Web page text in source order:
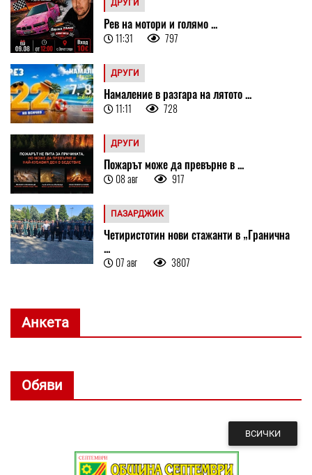
ДРУГИ
Рев на мотори и голямо ...
11:31 797
ДРУГИ
Намаление в разгара на лятото ...
11:11 728
ДРУГИ
Пожарът може да превърне в ...
08 авг 917
ПАЗАРДЖИК
Четиристотин нови стажанти в „Гранична
...
07 авг 3807
Анкета
Обяви
ВСИЧКИ